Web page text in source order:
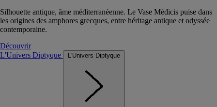
Silhouette antique, âme méditerranéenne. Le Vase Médicis puise dans
les origines des amphores grecques, entre héritage antique et odyssée
contemporaine.
Découvrir
L'Univers Diptyque
L'Univers Diptyque